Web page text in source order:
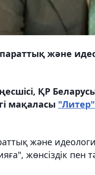
және
ҚР
мақаласы "Литер"
және
жөнсіздік пен